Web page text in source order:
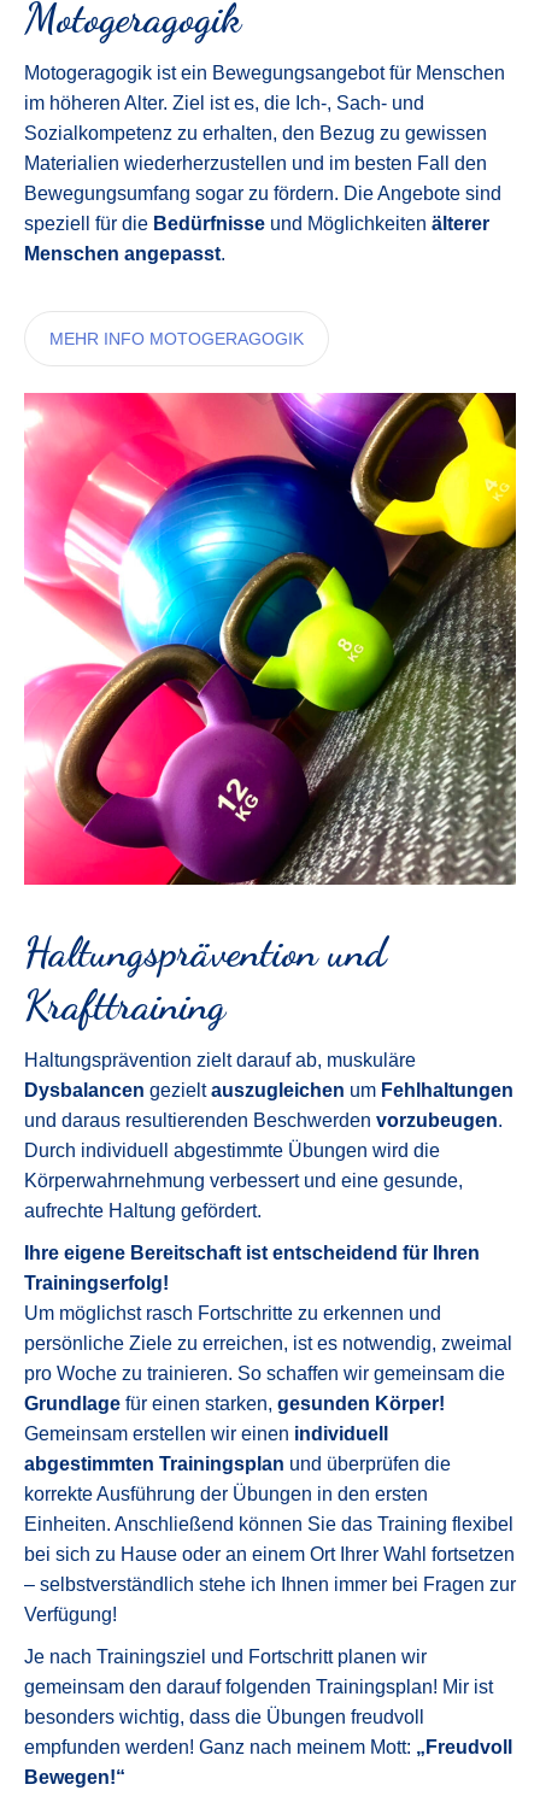
Motogeragogik
Motogeragogik ist ein Bewegungsangebot für Menschen
im höheren Alter. Ziel ist es, die Ich-, Sach- und
Sozialkompetenz zu erhalten, den Bezug zu gewissen
Materialien wiederherzustellen und im besten Fall den
Bewegungsumfang sogar zu fördern. Die Angebote sind
speziell für die Bedürfnisse und Möglichkeiten älterer
Menschen angepasst.
MEHR INFO MOTOGERAGOGIK
Haltungsprävention und
Krafttraining
Haltungsprävention zielt darauf ab, muskuläre
Dysbalancen gezieltauszugleichen um Fehlhaltungen
und daraus resultierenden Beschwerden vorzubeugen.
Durch individuell abgestimmte Übungen wird die
Körperwahrnehmung verbessert und eine gesunde,
aufrechte Haltung gefördert.
Ihre eigene Bereitschaft ist entscheidend für Ihren
Trainingserfolg!
Um möglichst rasch Fortschritte zu erkennen und
persönliche Ziele zu erreichen, ist es notwendig, zweimal
pro Woche zu trainieren. So schaffen wir gemeinsam die
Grundlage für einen starken, gesunden Körper!
Gemeinsam erstellen wir einen individuell
abgestimmten Trainingsplan und überprüfen die
korrekte Ausführung der Übungen in den ersten
Einheiten. Anschließend können Sie das Training flexibel
bei sich zu Hause oder an einem Ort Ihrer Wahl fortsetzen
– selbstverständlich stehe ich Ihnen immer bei Fragen zur
Verfügung!
Je nach Trainingsziel und Fortschritt planen wir
gemeinsam den darauf folgenden Trainingsplan! Mir ist
besonders wichtig, dass die Übungen freudvoll
empfunden werden! Ganz nach meinem Mott: „Freudvoll
Bewegen!“